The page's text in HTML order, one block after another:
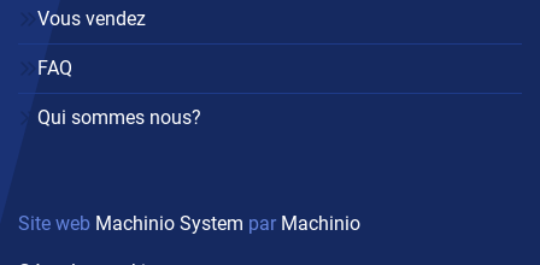
Vous vendez
FAQ
Qui sommes nous?
Site web Machinio System par Machinio